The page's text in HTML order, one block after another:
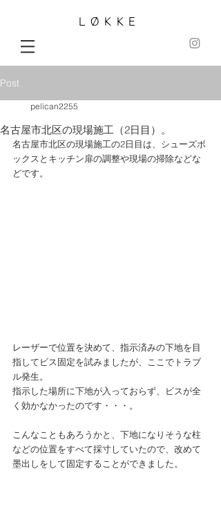
LØKKE
Post
名古屋市北区の現場施工（2日目）。
pelican2255
名古屋市北区の現場施工の2日目は、シューズボ
ックスとキッチン扉の調整や現場の掃除などな
どです。
レーザーで位置を決めて、指示済みの下地を目
指してビス固定を試みましたが、ここでトラブ
ル発生。
指示した場所に下地が入っておらず、ビスが全
く効かなかったのです・・・。
こんなこともあろうかと、下地になりそうな柱
などの位置をすべて採寸していたので、改めて
墨出しをして固定することができました。